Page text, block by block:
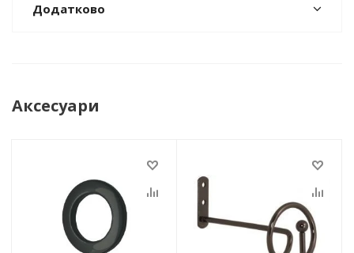
Додатково
Аксесуари